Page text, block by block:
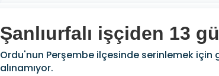
Şanlıurfalı işçiden 13
Ordu'nun Perşembe ilçesinde serinlemek için
alınamıyor.